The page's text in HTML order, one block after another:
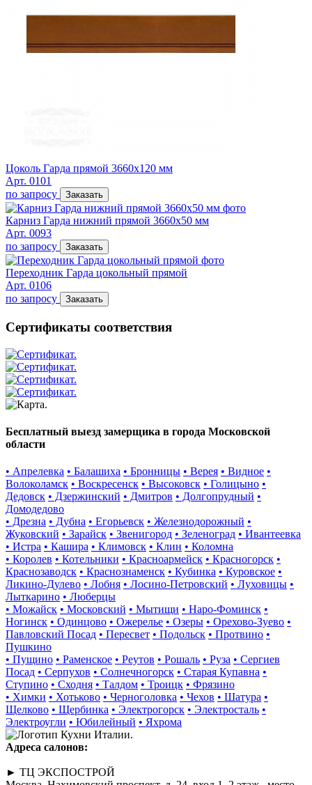
Цоколь Гарда прямой 3660х120 мм
Арт. 0101
по запросу
Заказать
Карниз Гарда нижний прямой 3660х50 мм
Арт. 0093
по запросу
Заказать
Переходник Гарда цокольный прямой
Арт. 0106
по запросу
Заказать
Сертификаты соответствия
Бесплатный выезд замерщика в города Московской
области
• Апрелевка • Балашиха • Бронницы • Верея • Видное •
Волоколамск • Воскресенск • Высоковск • Голицыно •
Дедовск • Дзержинский • Дмитров • Долгопрудный •
Домодедово
• Дрезна • Дубна • Егорьевск • Железнодорожный •
Жуковский • Зарайск • Звенигород • Зеленоград • Ивантеевка
• Истра • Кашира • Климовск • Клин • Коломна
• Королев • Котельники • Красноармейск • Красногорск •
Краснозаводск • Краснознаменск • Кубинка • Куровское •
Ликино-Дулево • Лобня • Лосино-Петровский • Луховицы •
Лыткарино • Люберцы
• Можайск • Московский • Мытищи • Наро-Фоминск •
Ногинск • Одинцово • Ожерелье • Озеры • Орехово-Зуево •
Павловский Посад • Пересвет • Подольск • Протвино •
Пушкино
• Пущино • Раменское • Реутов • Рошаль • Руза • Сергиев
Посад • Серпухов • Солнечногорск • Старая Купавна •
Ступино • Сходня • Талдом • Троицк • Фрязино
• Химки • Хотьково • Черноголовка • Чехов • Шатура •
Щелково • Щербинка • Электрогорск • Электросталь •
Электроугли • Юбилейный • Яхрома
Адреса салонов:
► ТЦ ЭКСПОСТРОЙ